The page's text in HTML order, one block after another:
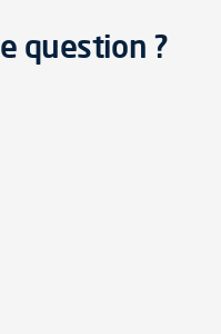
question ?